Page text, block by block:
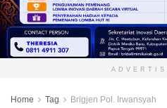
Home Tag Brigjen Pol. Irwansyah